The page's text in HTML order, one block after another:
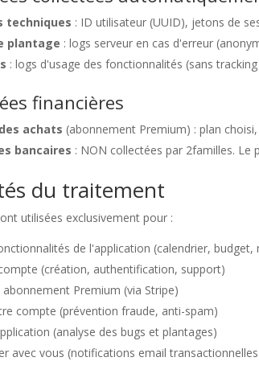
techniques : ID utilisateur (UUID), jetons de
plantage : logs serveur en cas d'erreur
: logs d'usage des fonctionnalités (sans
financières
achats (abonnement Premium) : plan
bancaires : NON collectées par 2familles. Le
du traitement
utilisées exclusivement pour :
de l'application (calendrier, budget,
(création, authentification, support)
Premium (via Stripe)
compte (prévention fraude, anti-spam)
(analyse des bugs et plantages)
avec vous (notifications email